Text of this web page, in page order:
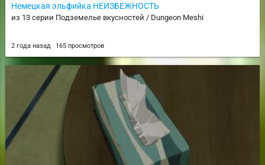
Немецкая эльфийка НЕИЗБЕЖНОСТЬ
из 13 серии Подземелье вкусностей / Dungeon Meshi
2 года назад 165 просмотров